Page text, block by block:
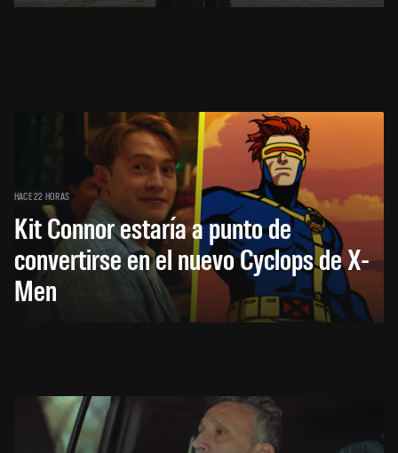
HACE 22 HORAS
Kit Connor estaría a punto de
convertirse en el nuevo Cyclops de X-
Men